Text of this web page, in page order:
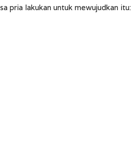
pria lakukan untuk mewujudkan itu: